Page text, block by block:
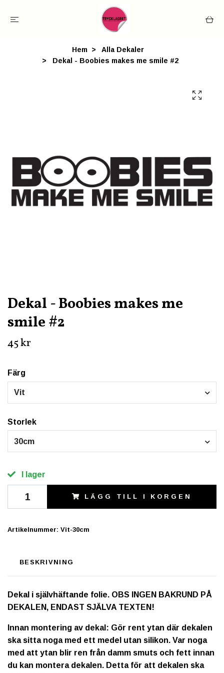
Hem
Alla Dekaler
Dekal - Boobies makes me smile #2
Dekal - Boobies makes me
smile #2
45 kr
Färg
Vit
Storlek
30cm
I lager
LÄGG TILL I KORGEN
Artikelnummer: Vit-30cm
BESKRIVNING
Dekal i självhäftande folie. OBS INGEN BAKRUND PÅ
DEKALEN, ENDAST SJÄLVA TEXTEN!
Innan montering av dekal: Gör rent ytan där dekalen
ska sitta noga med ett medel utan silikon. Var noga
med att ytan blir ren från damm smuts och fett innan
du kan montera dekalen. Detta för att dekalen ska